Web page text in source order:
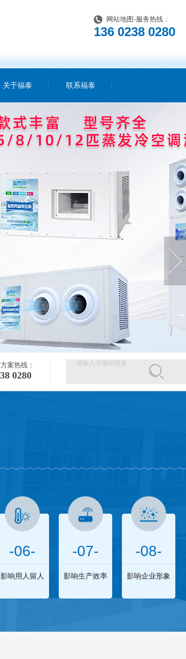
网站地图 -服务热线：
136 0238 0280
关于福泰 联系福泰
案热线：
0280
-06-
影响用人留人
-07-
影响生产效率
-08-
影响企业形象